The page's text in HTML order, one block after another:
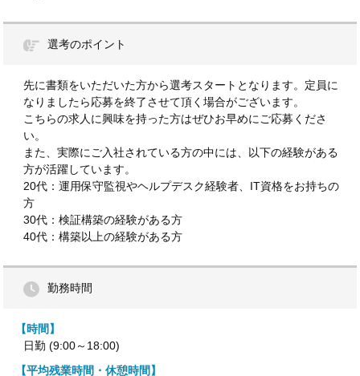
選考のポイント
先に書類をいただいた方から選考スタートとなります。定員に
なりましたら応募を終了させて頂く場合がございます。
こちらの求人に興味を持った方はぜひお早めにご応募くださ
い。
また、実際にご入社されている方の中には、以下の経験がある
方が活躍しています。
20代：運用保守監視やヘルプデスク経験者、IT資格をお持ちの
方
30代：検証構築の経験がある方
40代：構築以上の経験がある方
勤務時間
【時間】
日勤 (9:00～18:00)
【平均残業時間・休憩時間】